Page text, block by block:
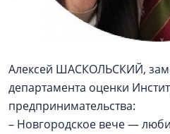
Алексей ШАСКОЛЬСКИЙ,
департамента оценки
предпринимательства:
– Новгородское вече —